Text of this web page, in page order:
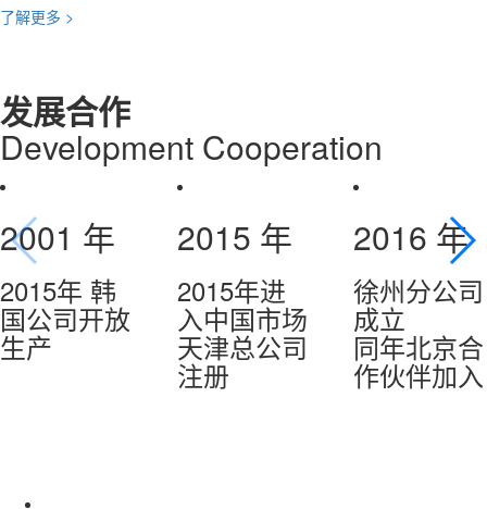
了解更多 >
发展合作
Development Cooperation
2001 年
2015年 韩
国公司开放
生产
2015 年
2015年进
入中国市场
天津总公司
注册
2016 年
徐州分公司
成立
同年北京合
作伙伴加入